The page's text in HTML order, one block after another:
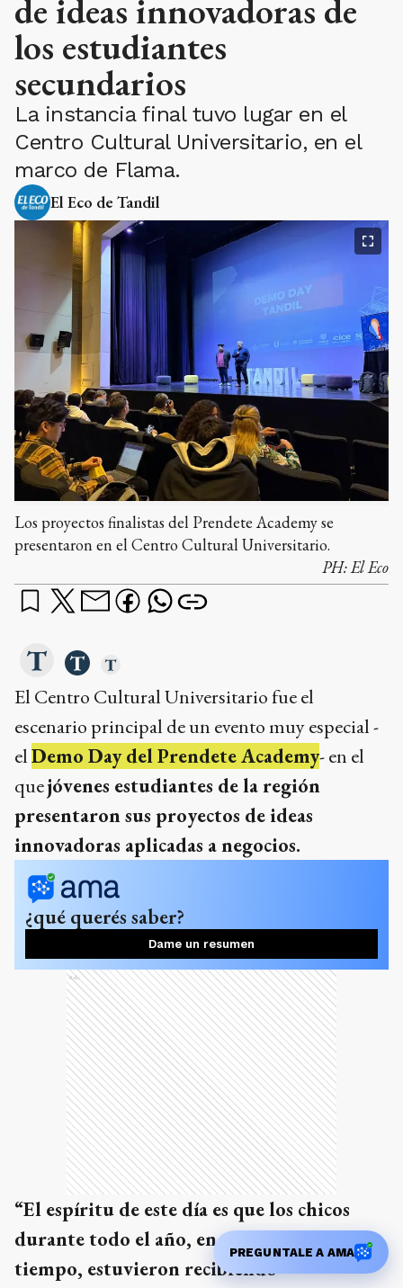
de ideas innovadoras de
los estudiantes
secundarios
La instancia final tuvo lugar en el
Centro Cultural Universitario, en el
marco de Flama.
El Eco de Tandil
Los proyectos finalistas del Prendete Academy se
presentaron en el Centro Cultural Universitario.
PH:El Eco
El Centro Cultural Universitario fue el
escenario principal de un evento muy especial -
elDemo Day del Prendete Academy- en el
quejóvenes estudiantes de la región
presentaron sus proyectos de ideas
innovadoras aplicadas a negocios.
¿qué querés saber?
Dame un resumen
Ads
“El espíritu de este día es que los chicos
durante todo el año, en un periodo de
tiempo, estuvieron recibiendo
PREGUNTALE A AMA